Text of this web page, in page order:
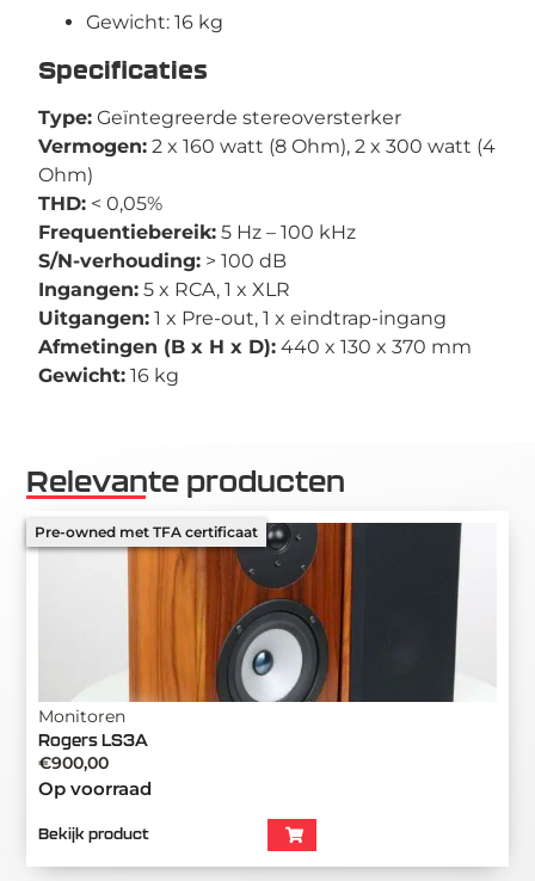
Gewicht: 16 kg
Specificaties
Type: Geïntegreerde stereoversterker
Vermogen: 2 x 160 watt (8 Ohm), 2 x 300 watt (4
Ohm)
THD: < 0,05%
Frequentiebereik: 5 Hz – 100 kHz
S/N-verhouding: > 100 dB
Ingangen: 5 x RCA, 1 x XLR
Uitgangen: 1 x Pre-out, 1 x eindtrap-ingang
Afmetingen (B x H x D): 440 x 130 x 370 mm
Gewicht: 16 kg
Relevante producten
Pre-owned met TFA certificaat
Monitoren
Rogers LS3A
€900,00
Op voorraad
Bekijk product